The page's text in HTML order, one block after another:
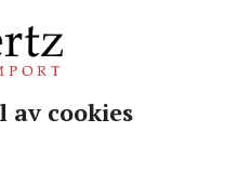
Riesling
av cookies